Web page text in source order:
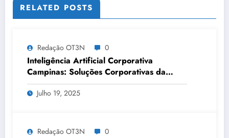
RELATED POSTS
Redação OT3N 0
Inteligência Artificial Corporativa
Campinas: Soluções Corporativas da
OT3N Brasil – Guia 3083
Julho 19, 2025
Redação OT3N 0